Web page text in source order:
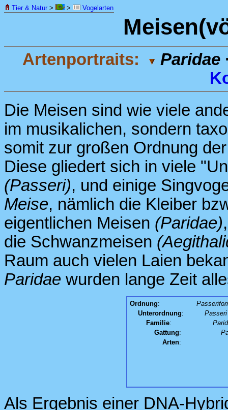
Tier & Natur > > Vogelarten
Artenportraits: Paridae
Die Meisen sind wie viele
im musikalichen, sondern
somit zur großen Ordnung
Diese gliedert sich in viele
(Passeri), und einige
Meise, nämlich die Kleiber
eigentlichen Meisen (Paridae)
die Schwanzmeisen
Raum auch vielen Laien
Paridae wurden lange Zeit
Ordnung:
Unterordnung: Passeri
Familie:
Gattung:
Arten:
Als Ergebnis einer DNA-